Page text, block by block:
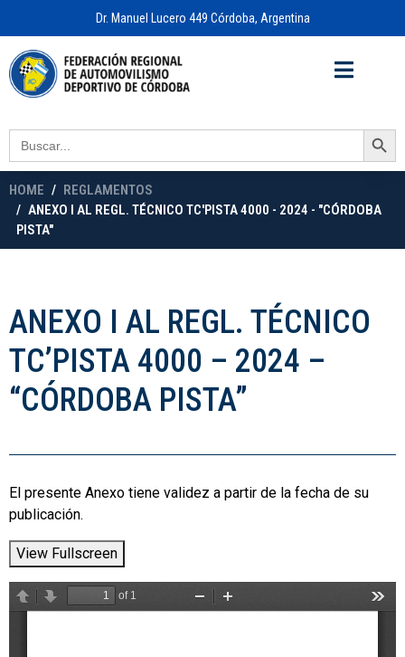
Dr. Manuel Lucero 449 Córdoba, Argentina
Search
for:
Search Button
HOME
REGLAMENTOS
ANEXO I AL REGL. TÉCNICO TC'PISTA 4000 - 2024 - "CÓRDOBA
PISTA"
ANEXO I AL REGL. TÉCNICO
TC’PISTA 4000 – 2024 –
“CÓRDOBA PISTA”
El presente Anexo tiene validez a partir de la fecha de su
publicación.
View Fullscreen